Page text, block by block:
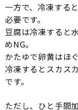
一方で、冷凍する
必要です。
豆腐は冷凍すると
めNG。
かたゆで卵黄はほ
冷凍するとスカス
です。
ただし、ひと手間